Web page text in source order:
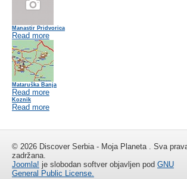
Manastir Pridvorica
Read more
Mataruška Banja
Read more
Koznik
Read more
© 2026 Discover Serbia - Moja Planeta . Sva
zadržana.
Joomla! je slobodan softver objavljen pod GNU
General Public License.